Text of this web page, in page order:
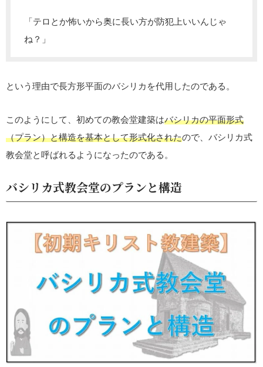
「テロとか怖いから奥に長い方が防犯上いいんじゃ
ね？」
という理由で長方形平面のバシリカを代用したのである。
このようにして、初めての教会堂建築はバシリカの平面形式
（プラン）と構造を基本として形式化されたので、バシリカ式
教会堂と呼ばれるようになったのである。
バシリカ式教会堂のプランと構造